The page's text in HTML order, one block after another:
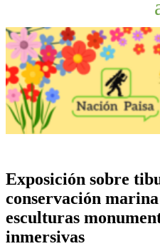
Exposición sobre
conservación
esculturas
inmersivas